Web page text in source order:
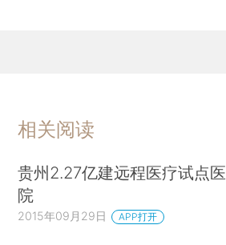
相关阅读
贵州2.27亿建远程医疗试点医
院
2015年09月29日 APP打开